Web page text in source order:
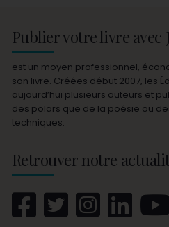
Publier votre livre avec
est un moyen professionnel,
son livre. Créées début 2007, les
aujourd’hui plusieurs auteurs et
des polars que de la poésie ou
techniques.
Retrouver notre